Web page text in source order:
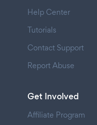
Help Center
Tutorials
Contact Support
Report Abuse
Get Involved
Affiliate Program